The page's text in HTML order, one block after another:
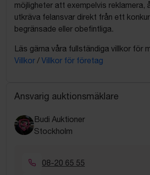
möjligheter att exempelvis reklamera,
utkräva felansvar direkt från ett
begränsade eller obefintliga.
Läs gärna våra fullständiga villkor för
Villkor / Villkor för företag
Ansvarig auktionsmäklare
Budi Auktioner
Stockholm
08-20 65 55